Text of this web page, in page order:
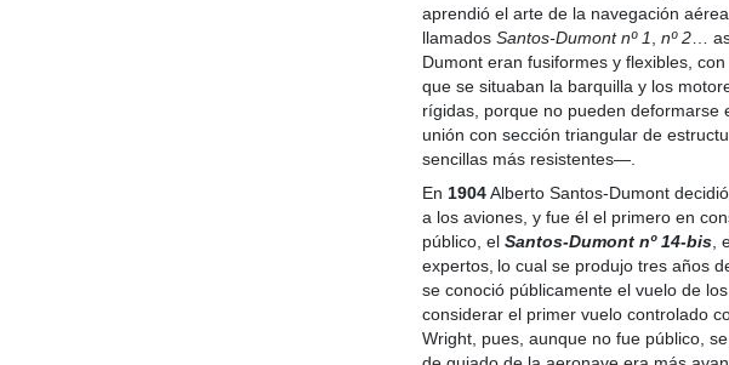
aprendió el arte de la navegación
llamados Santos-Dumont nº 1 nº 2 …
Dumont eran fusiformes y flexibles,
que se situaban la barquilla y los
rígidas, porque no pueden deformarse
unión con sección triangular de
sencillas más resistentes―.
En 1904Alberto Santos-Dumont
a los aviones, y fue él el primero en
público, el Santos-Dumont nº 14-bis ,
expertos, lo cual se produjo tres años
se conoció públicamente el vuelo de
considerar el primer vuelo controlado
Wright, pues, aunque no fue público,